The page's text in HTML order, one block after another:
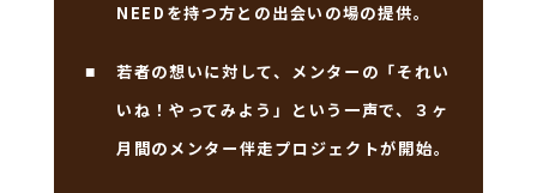
NEEDを持つ方との出会いの場の提供。
■ 若者の想いに対して、メンターの「それい
いね！やってみよう」という一声で、３ヶ
月間のメンター伴走プロジェクトが開始。